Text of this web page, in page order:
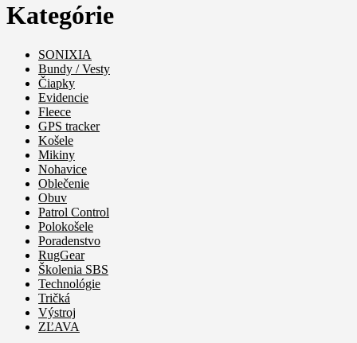
Kategórie
SONIXIA
Bundy / Vesty
Čiapky
Evidencie
Fleece
GPS tracker
Košele
Mikiny
Nohavice
Oblečenie
Obuv
Patrol Control
Polokošele
Poradenstvo
RugGear
Školenia SBS
Technológie
Tričká
Výstroj
ZĽAVA